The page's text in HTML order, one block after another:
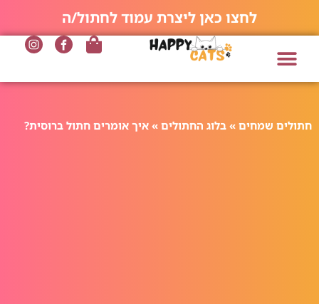
לחצו כאן ליצרת עמוד לחתול/ה
חתולים שמחים » בלוג החתולים » איך אומרים חתול ברוסית?